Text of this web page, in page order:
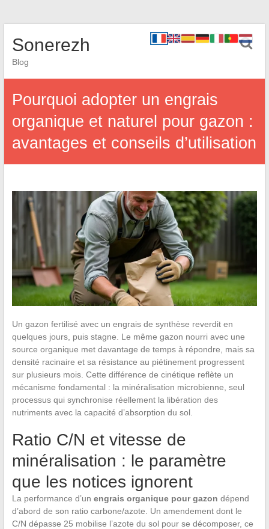
Sonerezh
Blog
Pourquoi adopter un engrais
organique et naturel pour gazon :
avantages et conseils d’utilisation
Un gazon fertilisé avec un engrais de synthèse reverdit en
quelques jours, puis stagne. Le même gazon nourri avec une
source organique met davantage de temps à répondre, mais sa
densité racinaire et sa résistance au piétinement progressent
sur plusieurs mois. Cette différence de cinétique reflète un
mécanisme fondamental : la minéralisation microbienne, seul
processus qui synchronise réellement la libération des
nutriments avec la capacité d’absorption du sol.
Ratio C/N et vitesse de
minéralisation : le paramètre
que les notices ignorent
La performance d’un engrais organique pour gazon dépend
d’abord de son ratio carbone/azote. Un amendement dont le
C/N dépasse 25 mobilise l’azote du sol pour se décomposer, ce